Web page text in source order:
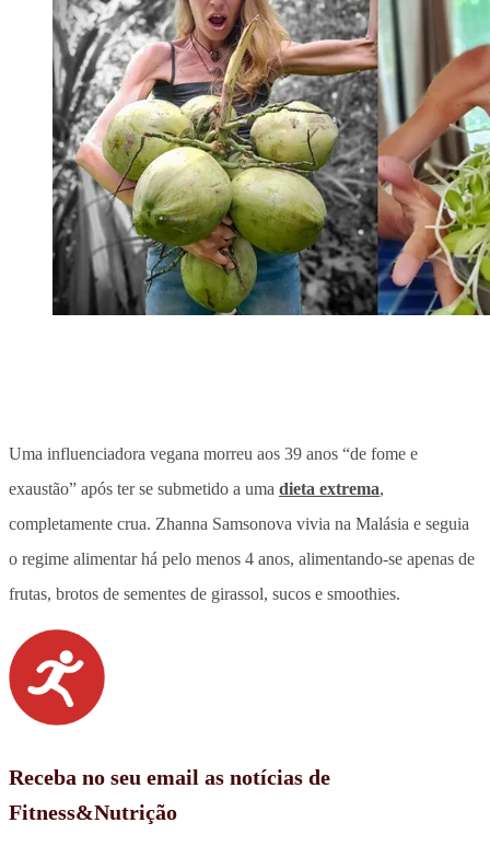
Uma influenciadora vegana morreu aos 39 anos “de fome e
exaustão” após ter se submetido a uma dieta extrema,
completamente crua. Zhanna Samsonova vivia na Malásia e seguia
o regime alimentar há pelo menos 4 anos, alimentando-se apenas de
frutas, brotos de sementes de girassol, sucos e smoothies.
Receba no seu email as notícias de
Fitness&Nutrição